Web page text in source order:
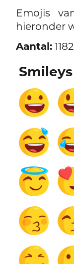
Emojis
hieronder
Aantal:1182